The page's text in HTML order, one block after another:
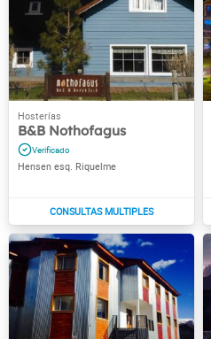
B&B Nothofagus
Hensen esq. Riquelme